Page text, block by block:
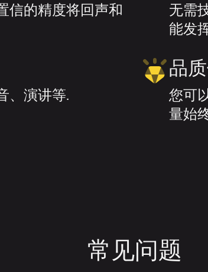
信的精度将回声和
无需
能发
、演讲等.
品
您可
量始
常见问题